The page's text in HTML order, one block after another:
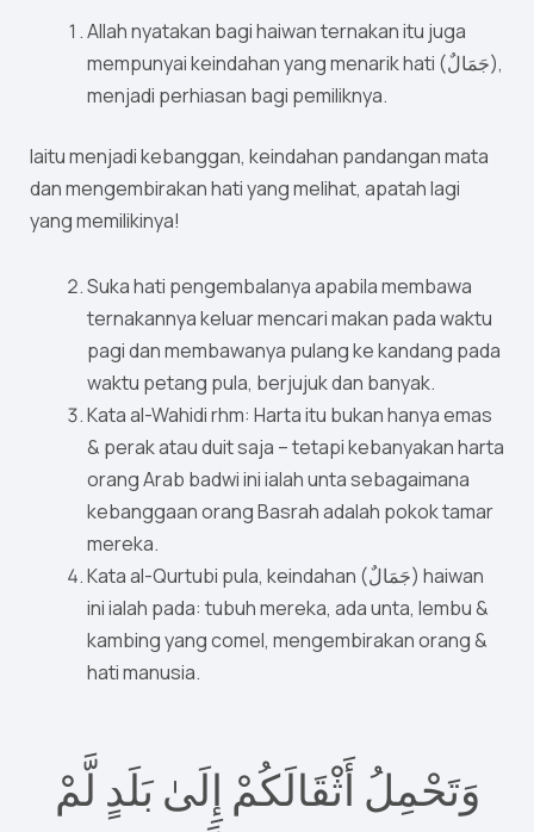
Allah nyatakan bagi haiwan ternakan itu juga
mempunyai keindahan yang menarik hati (جَمَالٌ),
menjadi perhiasan bagi pemiliknya.
Iaitu menjadi kebanggan, keindahan pandangan mata
dan mengembirakan hati yang melihat, apatah lagi
yang memilikinya!
Suka hati pengembalanya apabila membawa
ternakannya keluar mencari makan pada waktu
pagi dan membawanya pulang ke kandang pada
waktu petang pula, berjujuk dan banyak.
Kata al-Wahidi rhm: Harta itu bukan hanya emas
& perak atau duit saja – tetapi kebanyakan harta
orang Arab badwi ini ialah unta sebagaimana
kebanggaan orang Basrah adalah pokok tamar
mereka.
Kata al-Qurtubi pula, keindahan (جَمَالٌ) haiwan
ini ialah pada: tubuh mereka, ada unta, lembu &
kambing yang comel, mengembirakan orang &
hati manusia.
وَتَحْمِلُ أَثْقَالَكُمْ إِلَىٰ بَلَدٍ لَّمْ